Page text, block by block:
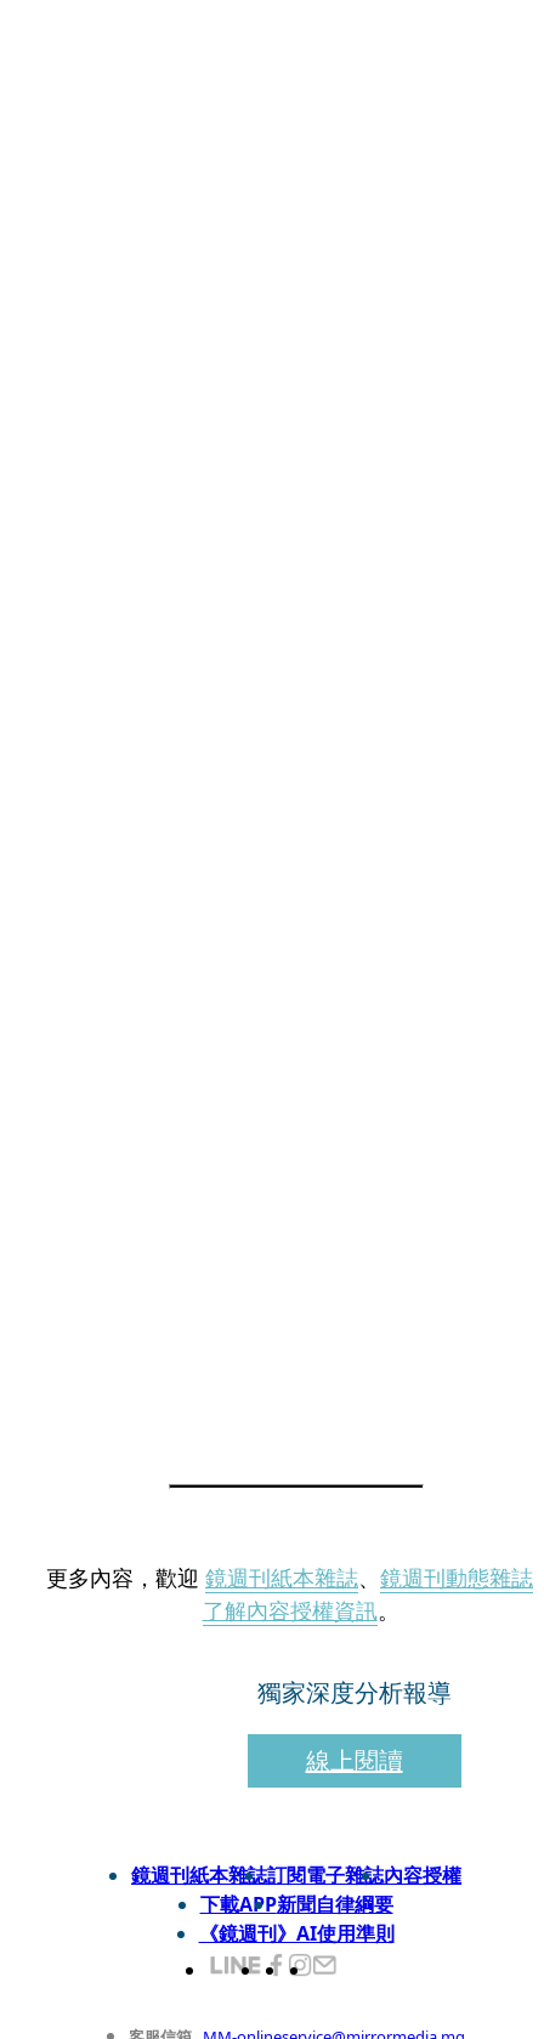
更多內容，歡迎 鏡週刊紙本雜誌、 鏡週刊動態雜誌
了解內容授權資訊。
獨家深度分析報導
線上閱讀
鏡週刊紙本雜誌訂閱電子雜誌內容授權
下載APP新聞自律綱要
《鏡週刊》AI使用準則